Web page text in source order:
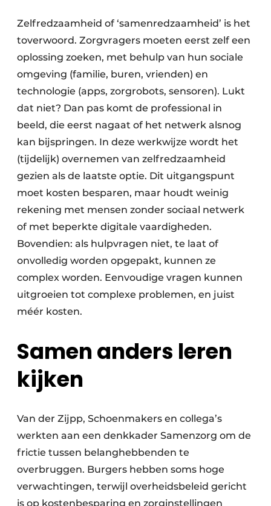
Zelfredzaamheid of ‘samenredzaamheid’ is het
toverwoord. Zorgvragers moeten eerst zelf een
oplossing zoeken, met behulp van hun sociale
omgeving (familie, buren, vrienden) en
technologie (apps, zorgrobots, sensoren). Lukt
dat niet? Dan pas komt de professional in
beeld, die eerst nagaat of het netwerk alsnog
kan bijspringen. In deze werkwijze wordt het
(tijdelijk) overnemen van zelfredzaamheid
gezien als de laatste optie. Dit uitgangspunt
moet kosten besparen, maar houdt weinig
rekening met mensen zonder sociaal netwerk
of met beperkte digitale vaardigheden.
Bovendien: als hulpvragen niet, te laat of
onvolledig worden opgepakt, kunnen ze
complex worden. Eenvoudige vragen kunnen
uitgroeien tot complexe problemen, en juist
méér kosten.
Samen anders leren
kijken
Van der Zijpp, Schoenmakers en collega’s
werkten aan een denkkader Samenzorg om de
frictie tussen belanghebbenden te
overbruggen. Burgers hebben soms hoge
verwachtingen, terwijl overheidsbeleid gericht
is op kostenbesparing en zorginstellingen